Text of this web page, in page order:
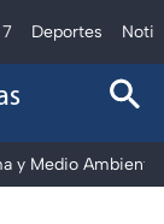
Deportes
y Medio Ambiente